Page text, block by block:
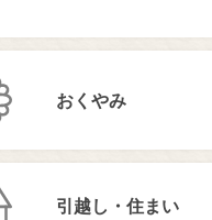
おくやみ
引越し・住まい